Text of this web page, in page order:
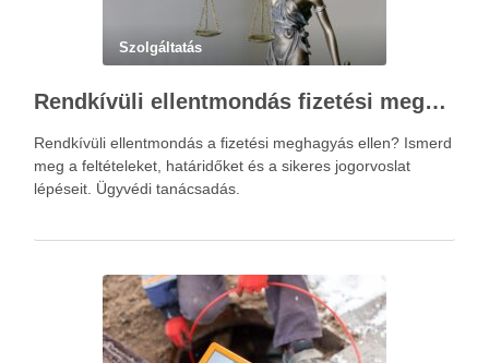
Szolgáltatás
Rendkívüli ellentmondás fizetési meghagyás ellen – Újváry Zsolt Ügyvédi Iroda
Rendkívüli ellentmondás a fizetési meghagyás ellen? Ismerd
meg a feltételeket, határidőket és a sikeres jogorvoslat
lépéseit. Ügyvédi tanácsadás.